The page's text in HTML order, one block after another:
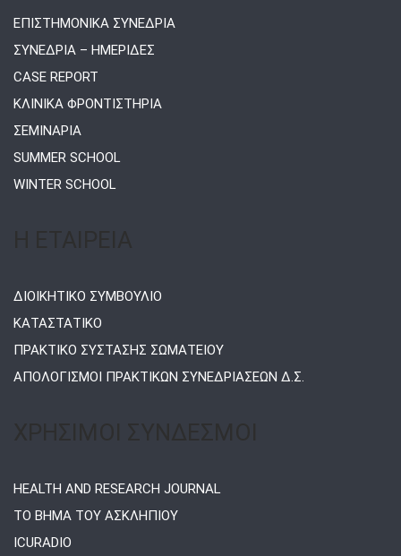
ΕΠΙΣΤΗΜΟΝΙΚΑ ΣΥΝΕΔΡΙΑ
ΣΥΝΕΔΡΙΑ – ΗΜΕΡΙΔΕΣ
CASE REPORT
ΚΛΙΝΙΚΑ ΦΡΟΝΤΙΣΤΗΡΙΑ
ΣΕΜΙΝΑΡΙΑ
SUMMER SCHOOL
WINTER SCHOOL
ΔΙΟΙΚΗΤΙΚΟ ΣΥΜΒΟΥΛΙΟ
ΚΑΤΑΣΤΑΤΙΚΟ
ΠΡΑΚΤΙΚΟ ΣΥΣΤΑΣΗΣ ΣΩΜΑΤΕΙΟΥ
ΑΠΟΛΟΓΙΣΜΟΙ ΠΡΑΚΤΙΚΩΝ ΣΥΝΕΔΡΙΑΣΕΩΝ Δ.Σ.
HEALTH AND RESEARCH JOURNAL
ΤΟ ΒΗΜΑ ΤΟΥ ΑΣΚΛΗΠΙΟΥ
ICURADIO